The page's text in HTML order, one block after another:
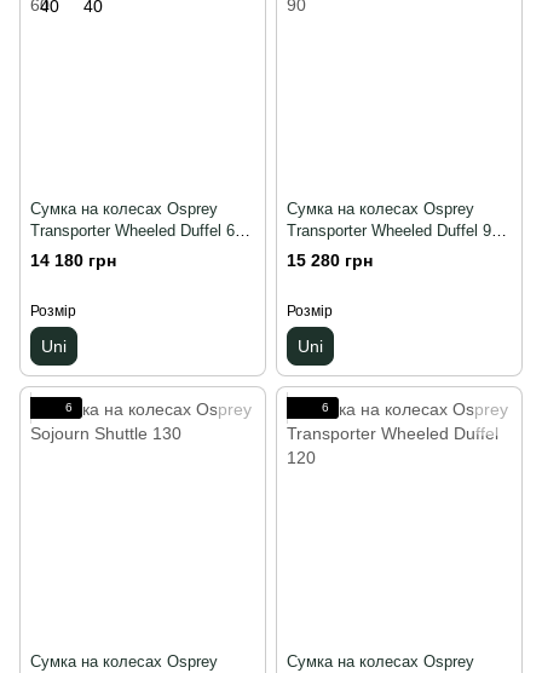
Сумка на колесах Osprey
Transporter Wheeled Duffel 60,
Uni, Чорний
14 180 грн
Розмір
Uni
Сумка на колесах Osprey
Transporter Wheeled Duffel 90,
Uni, Чорний
15 280 грн
Розмір
Uni
6
Сумка на колесах Osprey
6
Сумка на колесах Osprey